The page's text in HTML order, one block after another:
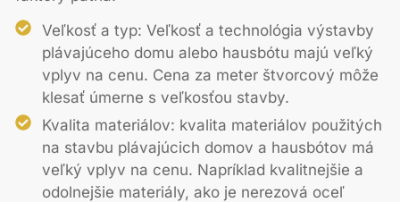
Veľkosť a typ: Veľkosť a technológia výstavby
plávajúceho domu alebo hausbótu majú veľký
vplyv na cenu. Cena za meter štvorcový môže
klesať úmerne s veľkosťou stavby.
Kvalita materiálov: kvalita materiálov použitých
na stavbu plávajúcich domov a hausbótov má
veľký vplyv na cenu. Napríklad kvalitnejšie a
odolnejšie materiály, ako je nerezová oceľ